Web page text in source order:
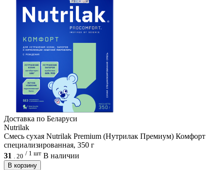
Доcтавка по Беларуси
Nutrilak
Смесь сухая Nutrilak Premium (Нутрилак Премиум) Комфорт
специализированная, 350 г
31 . 20 / 1 шт В наличии
В корзину